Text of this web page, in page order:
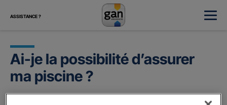
ASSISTANCE ?
Ai-je la possibilité d’assurer
ma piscine ?